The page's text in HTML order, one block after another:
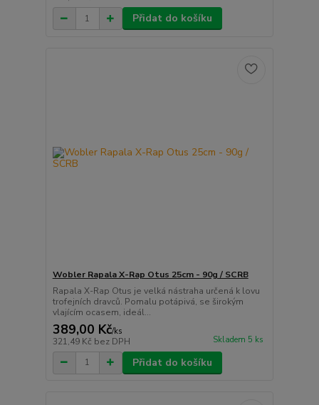
Přidat do košíku
Wobler Rapala X-Rap Otus 25cm - 90g / SCRB
Rapala X-Rap Otus je velká nástraha určená k lovu
trofejních dravců. Pomalu potápivá, se širokým
vlajícím ocasem, ideál...
389,00 Kč/ks
321,49 Kč bez DPH Skladem 5 ks
Přidat do košíku